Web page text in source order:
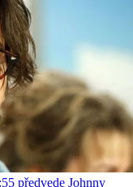
předvede Johnny